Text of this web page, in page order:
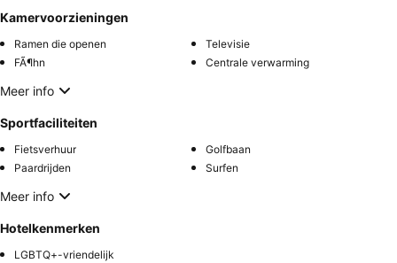
Kamervoorzieningen
Ramen die openen
Televisie
FÃ¶hn
Centrale verwarming
Meer info
Sportfaciliteiten
Fietsverhuur
Golfbaan
Paardrijden
Surfen
Meer info
Hotelkenmerken
LGBTQ+-vriendelijk